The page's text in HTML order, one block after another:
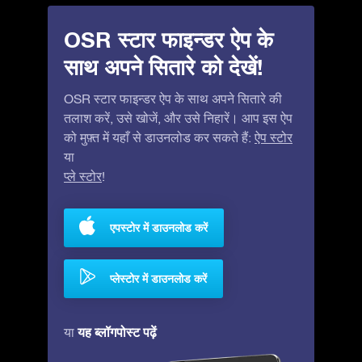
OSR स्टार फाइन्डर ऐप के
साथ अपने सितारे को देखें!
OSR स्टार फाइन्डर ऐप के साथ अपने सितारे की
तलाश करें, उसे खोजें, और उसे निहारें। आप इस ऐप
को मुफ़्त में यहाँ से डाउनलोड कर सकते हैं: ऐप स्टोर
या
प्ले स्टोर!
एपस्टोर में डाउनलोड करें
प्लेस्टोर में डाउनलोड करें
यायह ब्लॉगपोस्ट पढ़ें